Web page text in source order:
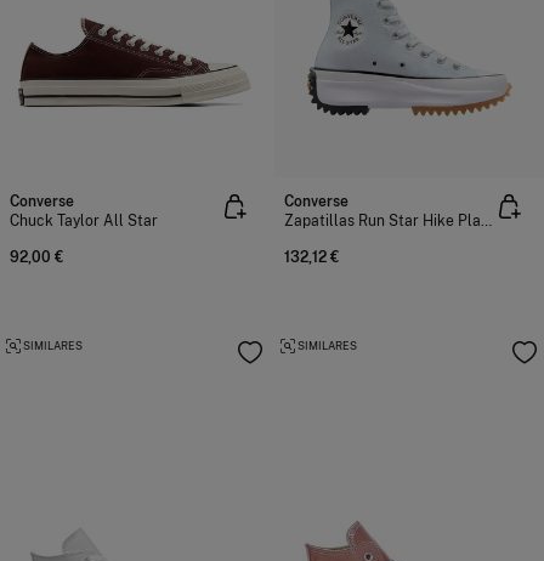
Converse
Chuck Taylor All Star
92,00 €
Converse
Zapatillas Run Star Hike Plaftorm
132,12 €
SIMILARES SIMILARES